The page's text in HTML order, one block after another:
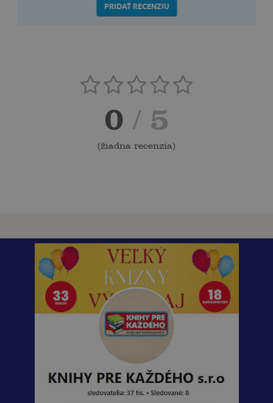
PRIDAŤ RECENZIU
0 / 5
(žiadna recenzia)